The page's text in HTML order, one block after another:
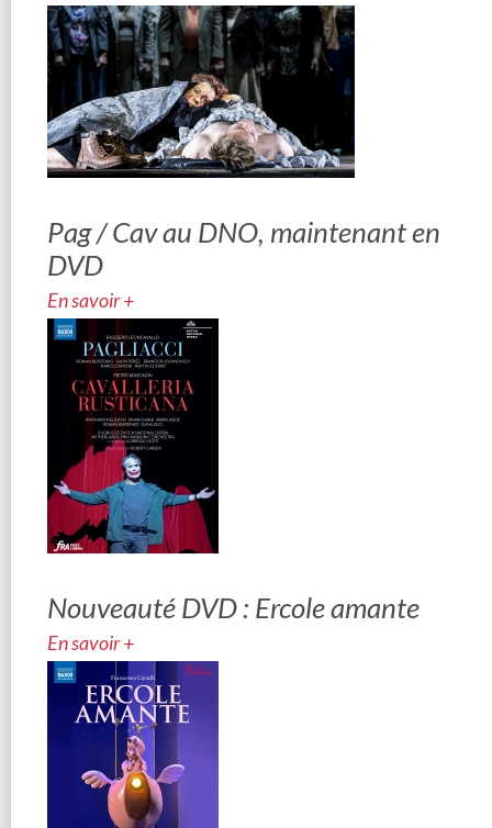
Pag / Cav au DNO, maintenant en
DVD
En savoir +
Nouveauté DVD : Ercole amante
En savoir +